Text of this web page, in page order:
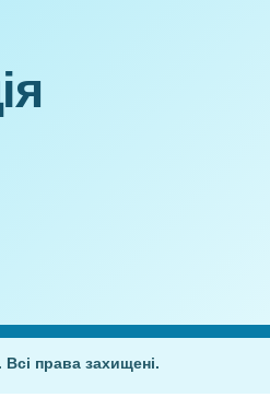
права захищені.